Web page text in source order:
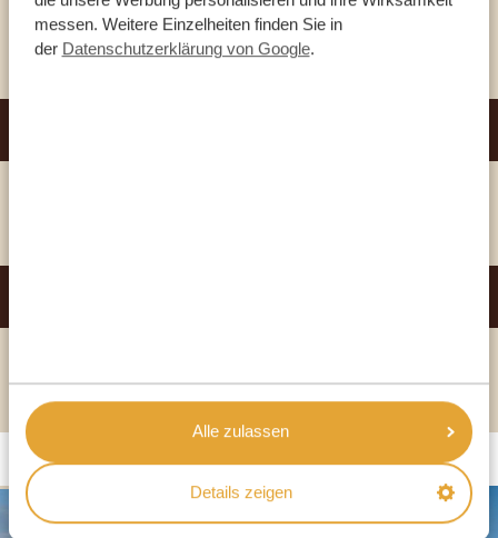
messen. Weitere Einzelheiten finden Sie in
der Datenschutzerklärung von Google.
Alle zulassen
Details zeigen
HOTEL ANZEIGEN
HOTEL ANZEIGEN